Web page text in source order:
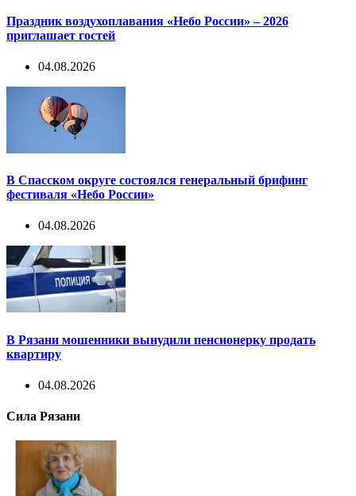
Праздник воздухоплавания «Небо России» – 2026
приглашает гостей
04.08.2026
В Спасском округе состоялся генеральный брифинг
фестиваля «Небо России»
04.08.2026
В Рязани мошенники вынудили пенсионерку продать
квартиру
04.08.2026
Сила Рязани